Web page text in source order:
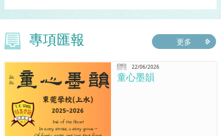
更多
專項匯報
22/06/2026
童心墨韻